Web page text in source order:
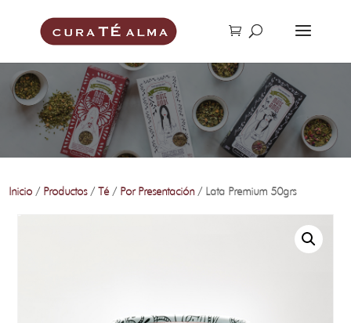
Inicio / Productos/Té/ Por Presentación / Lata Premium 50grs